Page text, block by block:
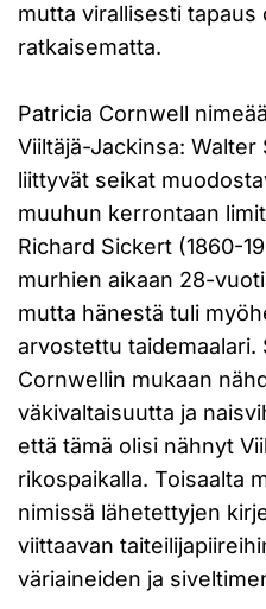
mutta virallisesti tapaus
ratkaisematta.
Patricia Cornwell
Viiltäjä-Jackinsa:
liittyvät seikat
muuhun kerrontaan
Richard Sickert (1860-
murhien aikaan 28-
mutta hänestä tuli
arvostettu taidemaalari.
Cornwellin mukaan
väkivaltaisuutta ja
että tämä olisi nähnyt
rikospaikalla. Toisaalta
nimissä lähetettyjen
viittaavan
väriaineiden ja